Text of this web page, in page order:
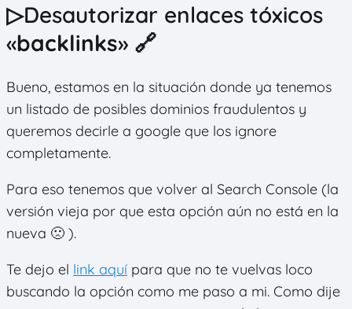
▷Desautorizar enlaces tóxicos
«backlinks» 🔗
Bueno, estamos en la situación donde ya tenemos
un listado de posibles dominios fraudulentos y
queremos decirle a google que los ignore
completamente.
Para eso tenemos que volver al Search Console (la
versión vieja por que esta opción aún no está en la
nueva 🙁 ).
Te dejo el link aquí para que no te vuelvas loco
buscando la opción como me paso a mi. Como dije